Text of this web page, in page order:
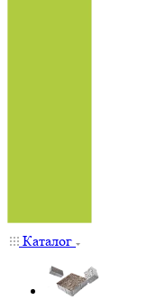
Каталог